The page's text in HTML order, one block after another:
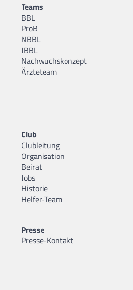
Teams
BBL
ProB
NBBL
JBBL
Nachwuchskonzept
Ärzteteam
Club
Clubleitung
Organisation
Beirat
Jobs
Historie
Helfer-Team
Presse
Presse-Kontakt